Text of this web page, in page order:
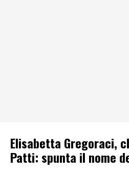
Elisabetta Gregoraci,
Patti: spunta il nome